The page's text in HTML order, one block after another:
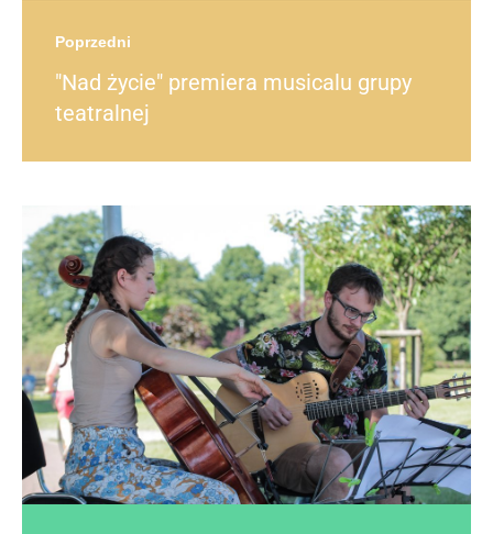
Poprzedni
"Nad życie" premiera musicalu grupy
teatralnej